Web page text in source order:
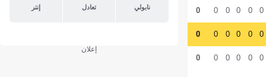
0
0
0
0
0
0
0
0
0
0
0
0
0
0
0
0
0
0
نابولي تعادل إنتر
إعلان